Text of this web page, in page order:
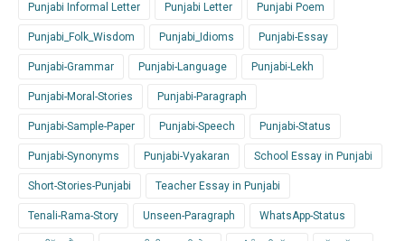
Punjabi Informal Letter Punjabi Letter Punjabi Poem
Punjabi_Folk_Wisdom Punjabi_Idioms Punjabi-Essay
Punjabi-Grammar Punjabi-Language Punjabi-Lekh
Punjabi-Moral-Stories Punjabi-Paragraph
Punjabi-Sample-Paper Punjabi-Speech Punjabi-Status
Punjabi-Synonyms Punjabi-Vyakaran School Essay in Punjabi
Short-Stories-Punjabi Teacher Essay in Punjabi
Tenali-Rama-Story Unseen-Paragraph WhatsApp-Status